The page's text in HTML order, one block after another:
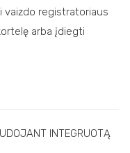
vaizdo registratoriaus
arba įdiegti
INTEGRUOTĄ